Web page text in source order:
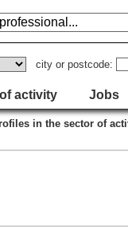
city or postcode:
activity Jobs
in the sector of